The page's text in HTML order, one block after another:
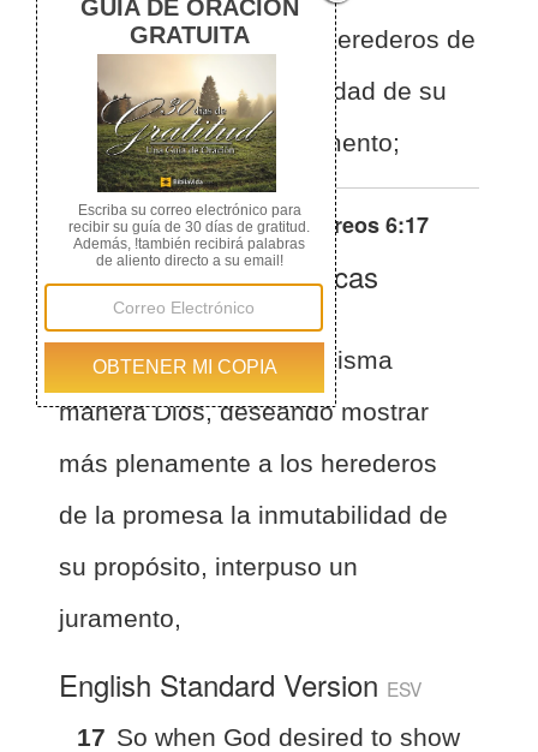
abundantemente á los herederos de
la promesa la inmutabilidad de su
consejo, interpuso juramento;
Otras traducciones deHebreos 6:17
La Biblia de las Américas
(Español)BLA
Hebreos 6:17 De la misma
manera Dios, deseando mostrar
más plenamente a los herederos
de la promesa la inmutabilidad de
su propósito, interpuso un
juramento,
English Standard Version ESV
17 So when God desired to show